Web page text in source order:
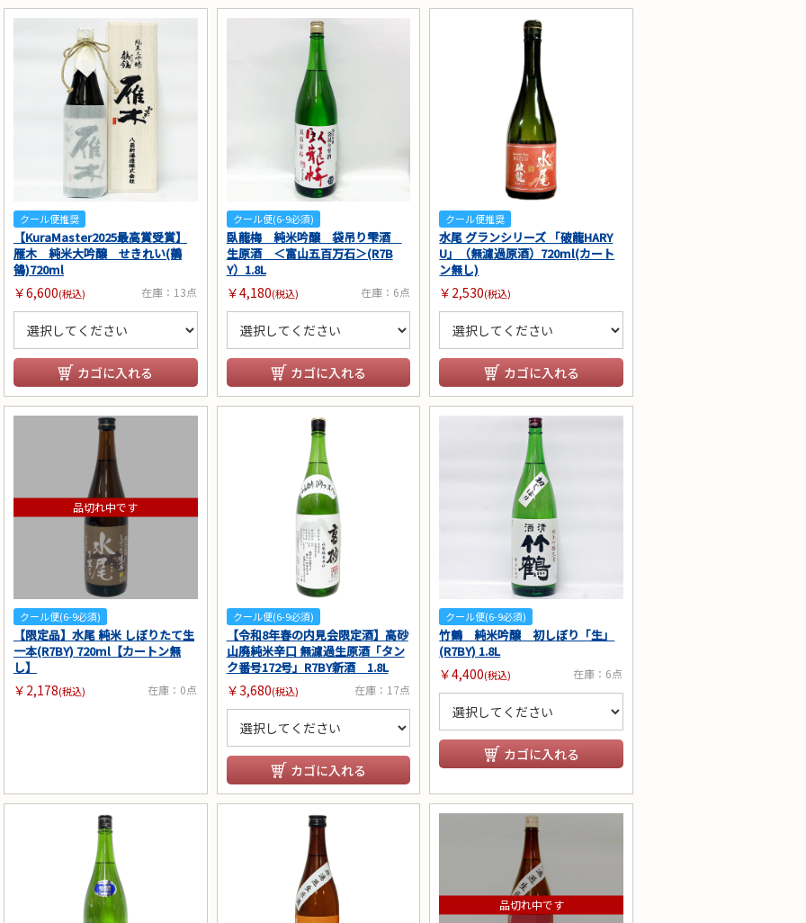
クール便推奨
【KuraMaster2025最高賞受賞】
雁木 純米大吟醸 せきれい(鶺
鴒)720ml
￥6,600(税込) 在庫：13点
カゴに入れる
クール便(6-9必須)
臥龍梅 純米吟醸 袋吊り雫酒
生原酒 ＜富山五百万石＞(R7B
Y）1.8L
￥4,180(税込) 在庫：6点
カゴに入れる
クール便推奨
水尾 グランシリーズ 「破龍HARY
U」（無濾過原酒）720ml(カート
ン無し)
￥2,530(税込)
カゴに入れる
品切れ中です
クール便(6-9必須)
【限定品】水尾 純米 しぼりたて生
一本(R7BY) 720ml【カートン無
し】
￥2,178(税込) 在庫：0点
クール便(6-9必須)
【令和8年春の内見会限定酒】高砂
山廃純米辛口 無濾過生原酒「タン
ク番号172号」R7BY新酒 1.8L
￥3,680(税込) 在庫：17点
カゴに入れる
クール便(6-9必須)
竹鶴 純米吟醸 初しぼり「生」
(R7BY) 1.8L
￥4,400(税込) 在庫：6点
カゴに入れる
品切れ中です